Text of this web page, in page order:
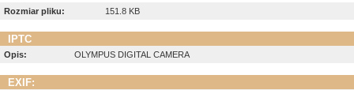
Rozmiar pliku: 151.8 KB
IPTC
Opis: OLYMPUS DIGITAL CAMERA
EXIF: